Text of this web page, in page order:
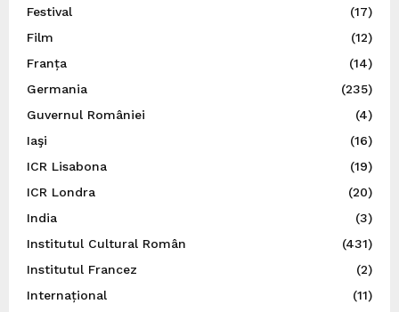
Festival
(17)
Film
(12)
Franța
(14)
Germania
(235)
Guvernul României
(4)
Iaşi
(16)
ICR Lisabona
(19)
ICR Londra
(20)
India
(3)
Institutul Cultural Român
(431)
Institutul Francez
(2)
Internațional
(11)